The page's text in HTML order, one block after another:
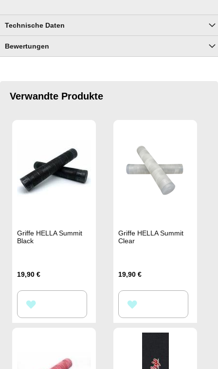
Technische Daten
Bewertungen
Verwandte Produkte
Griffe HELLA Summit
Black
19,90 €
WUNSCHLISTE
Griffe HELLA Summit
Clear
19,90 €
WUNSCHLISTE